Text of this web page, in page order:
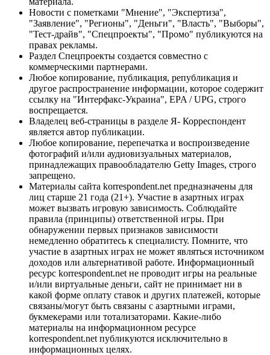
Новости с пометками "Мнение", "Экспертиза",
"Заявление", "Регионы", "Деньги", "Власть", "Выборы",
"Тест-драйв", "Спецпроекты", "Промо" публикуются на
правах рекламы.
Раздел Спецпроекты создается совместно с
коммерческими партнерами.
Любое копирование, публикация, републикация и
другое распространение информации, которое содержит
ссылку на "Интерфакс-Украина", EPA / UPG, строго
воспрещается.
Владелец веб-страницы в разделе Я- Корреспондент
является автор публикации.
Любое копирование, перепечатка и воспроизведение
фотографий и/или аудиовизуальных материалов,
принадлежащих правообладателю Getty Images, строго
запрещено.
Материалы сайта korrespondent.net предназначены для
лиц старше 21 года (21+). Участие в азартных играх
может вызвать игровую зависимость. Соблюдайте
правила (принципы) ответственной игры. При
обнаружении первых признаков зависимости
немедленно обратитесь к специалисту. Помните, что
участие в азартных играх не может являться источником
доходов или альтернативой работе. Информационный
ресурс korrespondent.net не проводит игры на реальные
и/или виртуальные деньги, сайт не принимает ни в
какой форме оплату ставок и других платежей, которые
связаны/могут быть связаны с азартными играми,
букмекерами или тотализаторами. Какие-либо
материалы на информационном ресурсе
korrespondent.net публикуются исключительно в
информационных целях.